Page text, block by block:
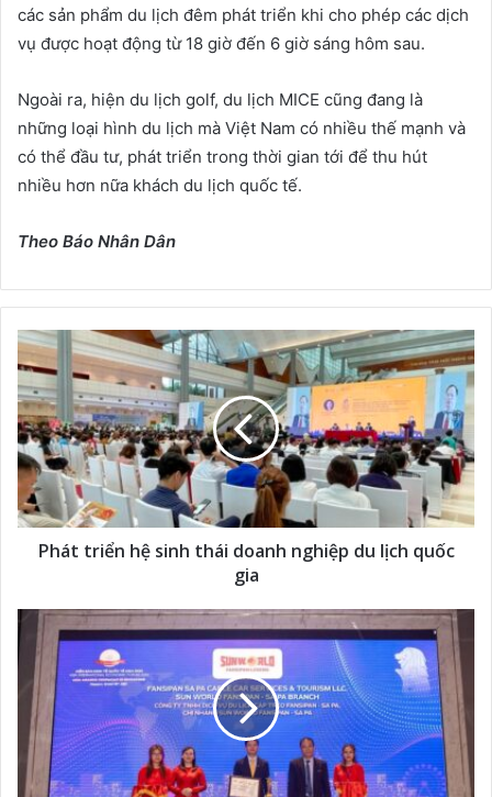
các sản phẩm du lịch đêm phát triển khi cho phép các dịch
vụ được hoạt động từ 18 giờ đến 6 giờ sáng hôm sau.
Ngoài ra, hiện du lịch golf, du lịch MICE cũng đang là
những loại hình du lịch mà Việt Nam có nhiều thế mạnh và
có thể đầu tư, phát triển trong thời gian tới để thu hút
nhiều hơn nữa khách du lịch quốc tế.
Theo Báo Nhân Dân
Phát triển hệ sinh thái doanh nghiệp du lịch quốc
gia